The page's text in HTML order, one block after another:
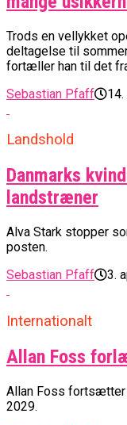
Trods en vellykket
deltagelse til
fortæller han til det
Sebastian Pfaff
Landshold
Danmarks
landstræner
Alva Stark stopper
posten.
Sebastian Pfaff
3.
Internationalt
Allan Foss
Allan Foss
2029.